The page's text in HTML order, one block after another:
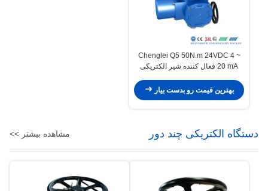
Chenglei Q5 50N.m 24VDC 4 ~
20 mA فعال کننده شیر الکتریکی
بهترین قیمت رو بدست بیار
دستگاه الکتریکی چند دور مشاهده بیشتر >>